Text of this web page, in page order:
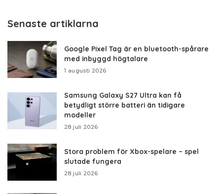
Senaste artiklarna
Google Pixel Tag är en bluetooth-spårare
med inbyggd högtalare
1 augusti 2026
Samsung Galaxy S27 Ultra kan få
betydligt större batteri än tidigare
modeller
28 juli 2026
Stora problem för Xbox-spelare – spel
slutade fungera
28 juli 2026